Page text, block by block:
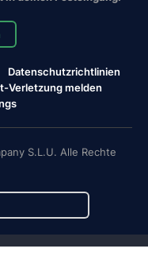
Datenschutzrichtlinien
Verletzung melden
S.L.U. Alle Rechte